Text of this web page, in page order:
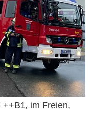
++B1, im Freien,